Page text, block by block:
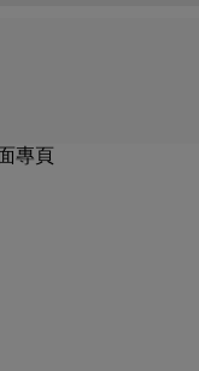
專頁